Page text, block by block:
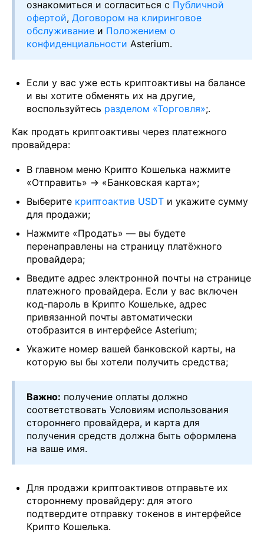
ознакомиться и согласиться с Публичной
офертой, Договором на клиринговое
обслуживание и Положением о
конфиденциальности Asterium.
Если у вас уже есть криптоактивы на балансе
и вы хотите обменять их на другие,
воспользуйтесь разделом «Торговля»;.
Как продать криптоактивы через платежного
провайдера:
В главном меню Крипто Кошелька нажмите
«Отправить» → «Банковская карта»;
Выберите криптоактив USDT и укажите сумму
для продажи;
Нажмите «Продать» — вы будете
перенаправлены на страницу платёжного
провайдера;
Введите адрес электронной почты на странице
платежного провайдера. Если у вас включен
код-пароль в Крипто Кошельке, адрес
привязанной почты автоматически
отобразится в интерфейсе Asterium;
Укажите номер вашей банковской карты, на
которую вы бы хотели получить средства;
Важно: получение оплаты должно
соответствовать Условиям использования
стороннего провайдера, и карта для
получения средств должна быть оформлена
на ваше имя.
Для продажи криптоактивов отправьте их
стороннему провайдеру: для этого
подтвердите отправку токенов в интерфейсе
Крипто Кошелька.